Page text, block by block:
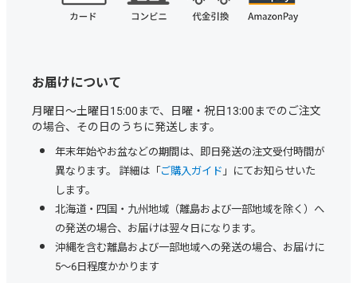
お届けについて
月曜日～土曜日15:00まで、日曜・祝日13:00までのご注文
の場合、その日のうちに発送します。
年末年始やお盆などの期間は、即日発送の注文受付時間が
異なります。 詳細は「ご購入ガイド 」にてお知らせいた
します。
北海道・四国・九州地域（離島および一部地域を除く）へ
の発送の場合、お届けは翌々日になります。
沖縄を含む離島および一部地域への発送の場合、お届けに
5～6日程度かかります